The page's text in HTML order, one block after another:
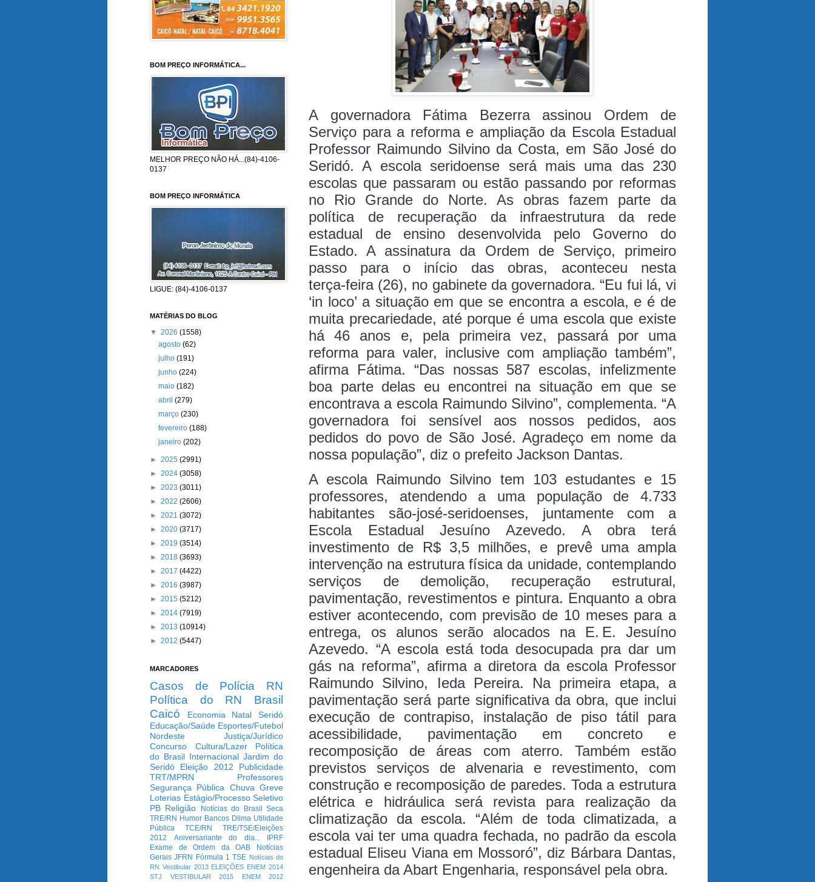
A governadora Fátima Bezerra assinou Ordem de
Serviço para a reforma e ampliação da Escola Estadual
Professor Raimundo Silvino da Costa, em São José do
Seridó. A escola seridoense será mais uma das 230
escolas que passaram ou estão passando por reformas
no Rio Grande do Norte. As obras fazem parte da
política de recuperação da infraestrutura da rede
estadual de ensino desenvolvida pelo Governo do
Estado. A assinatura da Ordem de Serviço, primeiro
passo para o início das obras, aconteceu nesta
terça‑feira (26), no gabinete da governadora.“Eu fui lá, vi
‘in loco’ a situação em que se encontra a escola, e é de
muita precariedade, até porque é uma escola que existe
há 46 anos e, pela primeira vez, passará por uma
reforma para valer, inclusive com ampliação também”,
afirma Fátima. “Das nossas 587 escolas, infelizmente
boa parte delas eu encontrei na situação em que se
encontrava a escola Raimundo Silvino”, complementa. “A
governadora foi sensível aos nossos pedidos, aos
pedidos do povo de São José. Agradeço em nome da
nossa população”, diz o prefeito Jackson Dantas.
A escola Raimundo Silvino tem 103 estudantes e 15
professores, atendendo a uma população de 4.733
habitantes são‑josé‑seridoenses, juntamente com a
Escola Estadual Jesuíno Azevedo. A obra terá
investimento de R$ 3,5 milhões, e prevê uma ampla
intervenção na estrutura física da unidade, contemplando
serviços de demolição, recuperação estrutural,
pavimentação, revestimentos e pintura. Enquanto a obra
estiver acontecendo, com previsão de 10 meses para a
entrega, os alunos serão alocados na E. E. Jesuíno
Azevedo. “A escola está toda desocupada pra dar um
gás na reforma”, afirma a diretora da escola Professor
Raimundo Silvino, Ieda Pereira. Na primeira etapa, a
pavimentação será parte significativa da obra, que inclui
execução de contrapiso, instalação de piso tátil para
acessibilidade, pavimentação em concreto e
recomposição de áreas com aterro. Também estão
previstos serviços de alvenaria e revestimento, com
construção e recomposição de paredes. Toda a estrutura
elétrica e hidráulica será revista para realização da
climatização da escola.“Além de toda climatizada, a
escola vai ter uma quadra fechada, no padrão da escola
estadual Eliseu Viana em Mossoró”, diz Bárbara Dantas,
engenheira da Abart Engenharia, responsável pela obra.
BOM PREÇO INFORMÁTICA...
MELHOR PREÇO NÃO HÁ...(84)-4106-
0137
BOM PREÇO INFORMÁTICA
LIGUE: (84)-4106-0137
MATÉRIAS DO BLOG
▼ 2026 (1558)
agosto(62)
julho(191)
junho(224)
maio(182)
abril(279)
março(230)
fevereiro(188)
janeiro(202)
► 2025 (2991)
► 2024 (3058)
► 2023 (3011)
► 2022 (2606)
► 2021 (3072)
► 2020 (3717)
► 2019 (3514)
► 2018 (3693)
► 2017 (4422)
► 2016 (3987)
► 2015 (5212)
► 2014 (7919)
► 2013 (10914)
► 2012 (5447)
MARCADORES
Casos de Polícia
RN
Política do RN
Brasil
Caicó
Economia Natal
Seridó
Educação/Saúde Esportes/Futebol
Nordeste
Justiça/Jurídico
Concurso
Cultura/Lazer
Política
do Brasil Internacional Jardim do
Seridó
Eleição 2012
Publicidade
TRT/MPRN
Professores
Segurança Pública Chuva Greve
Loterias Estágio/Processo Seletivo
PB Religião Notícias do Brasil
Seca
TRE/RN Humor Bancos Dilma Utilidade
Pública
TCE/RN
TRE/TSE/Eleições
2012
Aniversariante do dia...
IPRF
Exame de Ordem da OAB
Notícias
Gerais JFRN Fórmula 1 TSE Notícias do
RN Vestibular 2013 ELEIÇÕES ENEM 2014
STJ
VESTIBULAR 2015
ENEM 2012